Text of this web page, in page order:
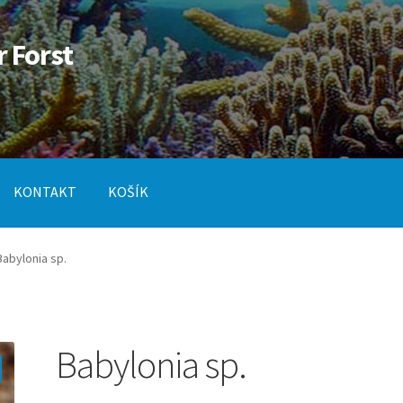
Forst
KONTAKT KOŠÍK
Pokladna
sp.
Babylonia sp.